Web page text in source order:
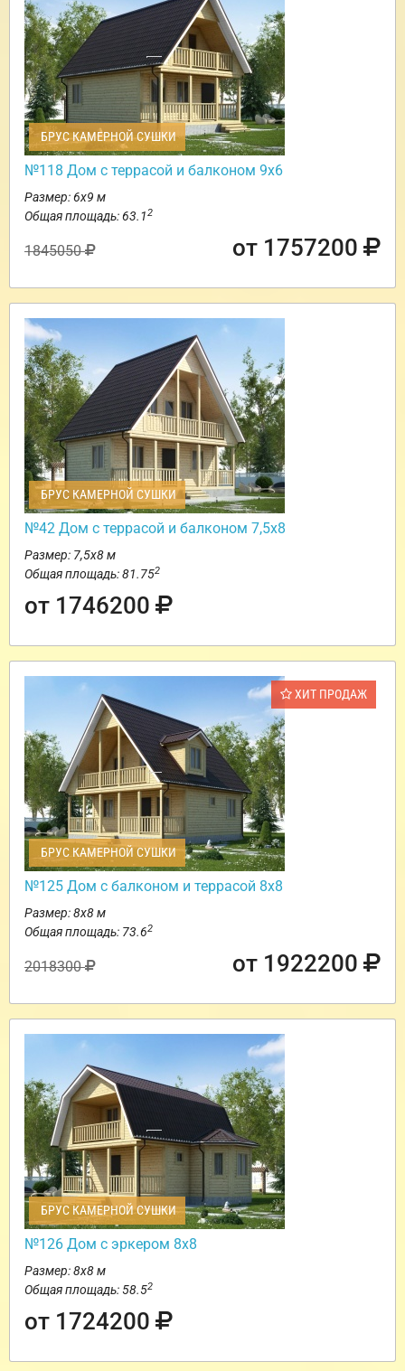
БРУС КАМЕРНОЙ СУШКИ
№118 Дом с террасой и балконом 9х6
Размер: 6х9 м
Общая площадь: 63.12
1845050 от 1757200
БРУС КАМЕРНОЙ СУШКИ
№42 Дом с террасой и балконом 7,5х8
Размер: 7,5х8 м
Общая площадь: 81.752
от 1746200
ХИТ ПРОДАЖ
БРУС КАМЕРНОЙ СУШКИ
№125 Дом с балконом и террасой 8х8
Размер: 8х8 м
Общая площадь: 73.62
2018300 от 1922200
БРУС КАМЕРНОЙ СУШКИ
№126 Дом с эркером 8х8
Размер: 8х8 м
Общая площадь: 58.52
от 1724200